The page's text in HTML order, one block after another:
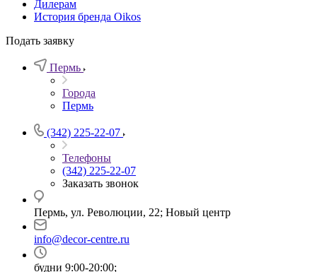
Дилерам
История бренда Oikos
Подать заявку
Пермь
Города
Пермь
(342) 225-22-07
Телефоны
(342) 225-22-07
Заказать звонок
Пермь, ул. Революции, 22; Новый центр
info@decor-centre.ru
будни 9:00-20:00;